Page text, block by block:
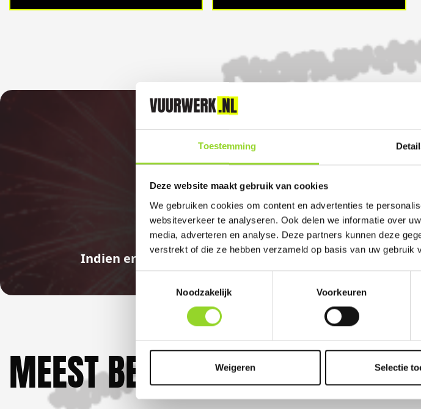
Toestemming
Deze website maakt gebruik van cookies
We gebruiken cookies om content en advertenties te
websiteverkeer te analyseren. Ook delen we informatie over
media, adverteren en analyse. Deze partners kunnen deze
verstrekt of die ze hebben verzameld op basis van uw gebruik
Noodzakelijk
Voorkeuren
Weigeren Selectie
GELD
Indien er in 2026 weer een landelijk vuurwerkverbod
MEEST BEKEKEN DOOR